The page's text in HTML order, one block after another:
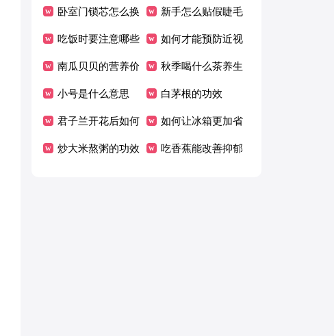
短发发型
卧室门锁芯怎么换 新手怎么贴假睫毛
吃饭时要注意哪些
问题
如何才能预防近视
南瓜贝贝的营养价
值介绍
秋季喝什么茶养生
最好
小号是什么意思 白茅根的功效
君子兰开花后如何
修剪
如何让冰箱更加省
电
炒大米熬粥的功效 吃香蕉能改善抑郁